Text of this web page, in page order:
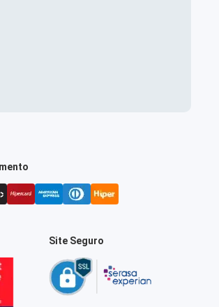
Site Seguro